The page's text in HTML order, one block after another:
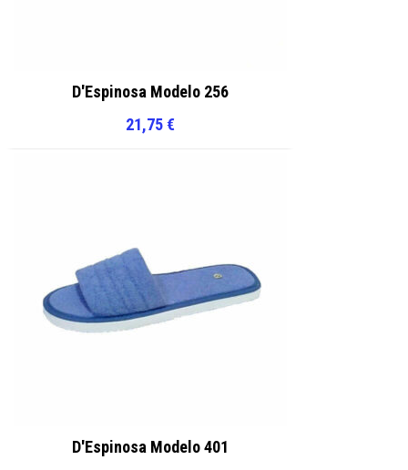
D'Espinosa Modelo 256
21,75€
D'Espinosa Modelo 401